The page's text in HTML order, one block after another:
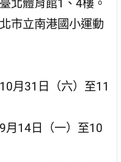
北體育館1、4樓。
市立南港國小運動
月31日（六）至11
月14日（一）至10